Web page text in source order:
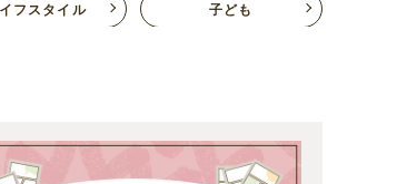
フスタイル
子ども